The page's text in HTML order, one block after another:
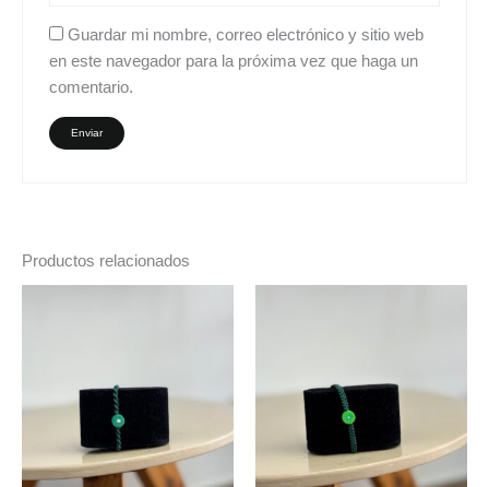
Guardar mi nombre, correo electrónico y sitio web
en este navegador para la próxima vez que haga un
comentario.
Productos relacionados